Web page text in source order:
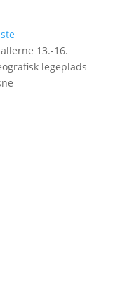
13.-16.
legeplads